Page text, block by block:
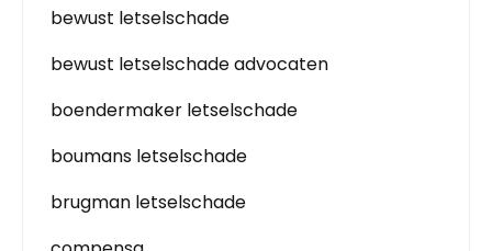
bewust letselschade
bewust letselschade advocaten
boendermaker letselschade
boumans letselschade
brugman letselschade